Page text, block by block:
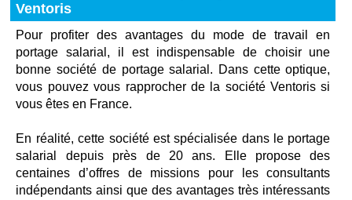
Ventoris
Pour profiter des avantages du mode de travail en
portage salarial, il est indispensable de choisir une
bonne société de portage salarial. Dans cette optique,
vous pouvez vous rapprocher de la société Ventoris si
vous êtes en France.
En réalité, cette société est spécialisée dans le portage
salarial depuis près de 20 ans. Elle propose des
centaines d’offres de missions pour les consultants
indépendants ainsi que des avantages très intéressants